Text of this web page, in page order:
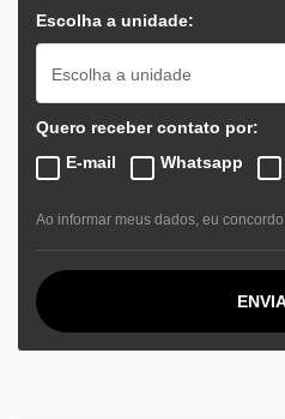
Escolha a unidade:
Escolha a unidade
Quero receber contato por:
E-mail
Whatsapp
Ao informar meus dados, eu